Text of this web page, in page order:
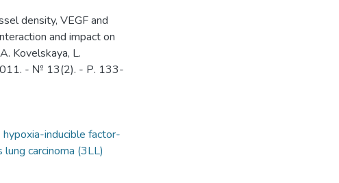
density, VEGF and
and impact on
Kovelskaya, L.
- № 13(2). - Р. 133-
hypoxia-inducible factor-
lung carcinoma (3LL)